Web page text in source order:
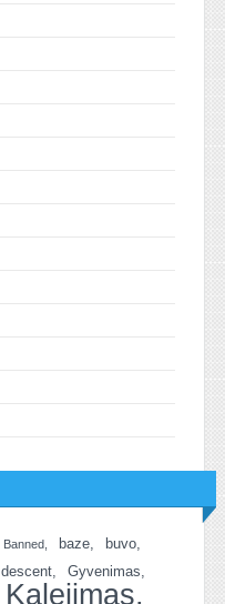
Banned baze buvo
descent Gyvenimas
Kalejimas